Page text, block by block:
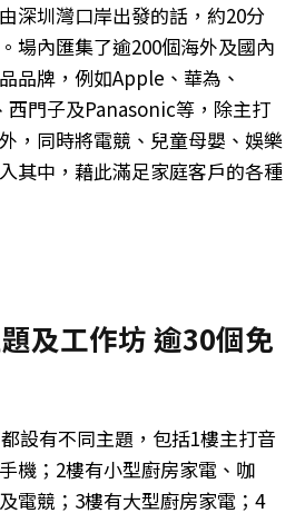
深圳灣口岸出發的話，約20分
場內匯集了逾200個海外及國內
品牌，例如Apple、華為、
西門子及Panasonic等，除主打
，同時將電競、兒童母嬰、娛樂
其中，藉此滿足家庭客戶的各種
及工作坊 逾30個免
設有不同主題，包括1樓主打音
機；2樓有小型廚房家電、咖
電競；3樓有大型廚房家電；4